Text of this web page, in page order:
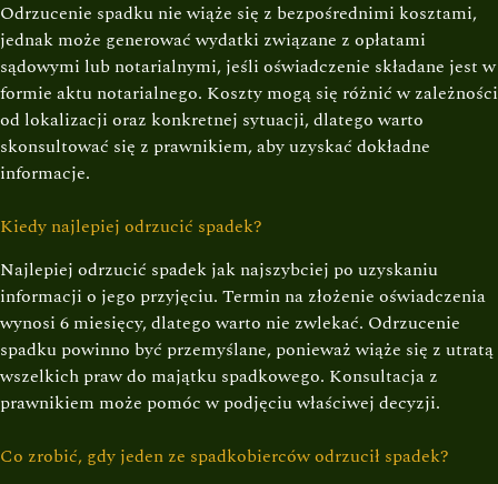
Odrzucenie spadku nie wiąże się z bezpośrednimi kosztami,
jednak może generować wydatki związane z opłatami
sądowymi lub notarialnymi, jeśli oświadczenie składane jest w
formie aktu notarialnego. Koszty mogą się różnić w zależności
od lokalizacji oraz konkretnej sytuacji, dlatego warto
skonsultować się z prawnikiem, aby uzyskać dokładne
informacje.
Kiedy najlepiej odrzucić spadek?
Najlepiej odrzucić spadek jak najszybciej po uzyskaniu
informacji o jego przyjęciu. Termin na złożenie oświadczenia
wynosi 6 miesięcy, dlatego warto nie zwlekać. Odrzucenie
spadku powinno być przemyślane, ponieważ wiąże się z utratą
wszelkich praw do majątku spadkowego. Konsultacja z
prawnikiem może pomóc w podjęciu właściwej decyzji.
Co zrobić, gdy jeden ze spadkobierców odrzucił spadek?